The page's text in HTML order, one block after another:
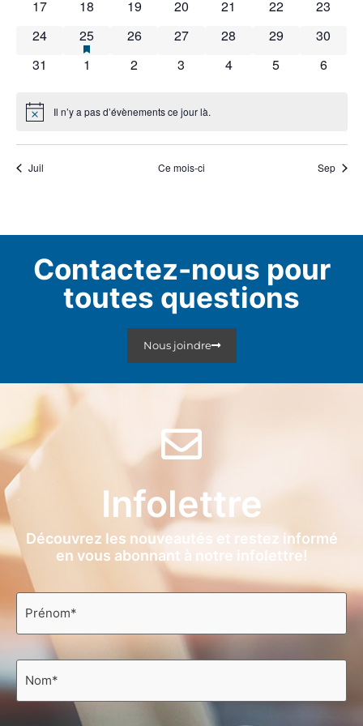
0 évènements
17 0 évènements
18 0 évènements
19 0 évènements
20 0 évènements
21 0 évènements
22 0
23
0 évènements
24 1 évènement
25has featured évènements
0 évènements
26 0 évènements
27 0 évènements
28 0 évènements
29 0
30
0 évènements
31 0 évènements
1 0 évènements
2 0 évènements
3 0 évènements
4 0 évènements
5 0
6
Notice Il n’y a pas d’évènements ce jour là.
Juil Ce mois-ci Sep
Contactez-nous pour
toutes questions
Nous joindre
Infolettre
Découvrez les nouveautés et restez informé
en vous abonnant à notre infolettre!
Prénom
Nom